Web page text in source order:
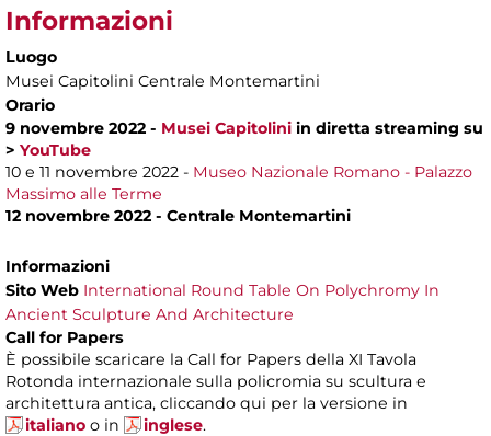
Informazioni
Luogo
Musei Capitolini Centrale Montemartini
Orario
9 novembre 2022 - Musei Capitolini in diretta streaming su
> YouTube
10 e 11 novembre 2022 - Museo Nazionale Romano - Palazzo
Massimo alle Terme
12 novembre 2022 - Centrale Montemartini
Informazioni
Sito Web International Round Table On Polychromy In
Ancient Sculpture And Architecture
Call for Papers
È possibile scaricare la Call for Papers della XI Tavola
Rotonda internazionale sulla policromia su scultura e
architettura antica, cliccando qui per la versione in
italiano o in inglese.